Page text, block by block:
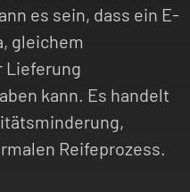
es sein, dass ein E-
gleichem
Lieferung
kann. Es handelt
Reifeprozess.